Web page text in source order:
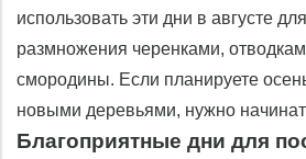
использовать эти дни в августе
размножения черенками,
смородины. Если планируете
новыми деревьями, нужно
Благоприятные дни для